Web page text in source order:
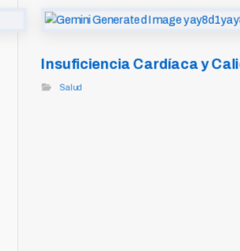
Insuficiencia Cardíaca y
Salud